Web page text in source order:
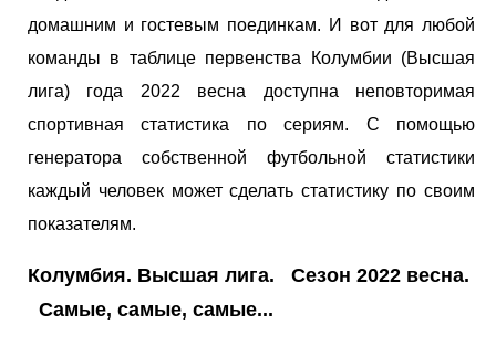
домашним и гостевым поединкам. И вот для любой
команды в таблице первенства Колумбии (Высшая
лига) года 2022 весна доступна неповторимая
спортивная статистика по сериям. С помощью
генератора собственной футбольной статистики
каждый человек может сделать статистику по своим
показателям.
Колумбия. Высшая лига. Сезон 2022 весна.
Самые, самые, самые...